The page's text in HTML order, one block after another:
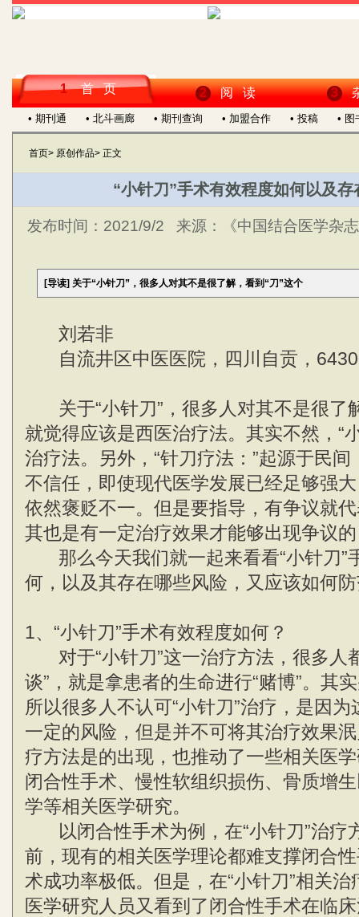
1 首 页 2 阅 读 3
• 期刊通 • 北斗画廊 • 期刊查询 • 加盟合作 • 投稿 • 图
首页> 原创作品> 正文
“小针刀”手术有效程度如何以及存
发布时间： 2021/9/2 来源： 《中国结合医学杂
[导读] 关于“小针刀”，很多人对其不是很了解，看到“刀”这个
刘若非
自流井区中医医院，四川自贡，
关于“小针刀”，很多人对其不是很了
就觉得应该是西医治疗法。其实不然，“
治疗法。另外，“针刀疗法：”起源于民
不信任，即使现代医学发展已经足够强
依然褒贬不一。但是要指导，有争议就
其也是有一定治疗效果才能够出现争议
那么今天我们就一起来看看“小针刀”
何，以及其存在哪些风险，又应该如何
1、“小针刀”手术有效程度如何？
对于“小针刀”这一治疗方法，很多人
谈”，就是拿患者的生命进行“赌博”。其
所以很多人不认可“小针刀”治疗，是因
一定的风险，但是并不可将其治疗效果
疗方法是的出现，也推动了一些相关医
闭合性手术、慢性软组织损伤、骨质增
学等相关医学研究。
以闭合性手术为例，在“小针刀”治疗
前，现有的相关医学理论都难支撑闭合
术成功率极低。但是，在“小针刀”相关
医学研究人员又看到了闭合性手术在临